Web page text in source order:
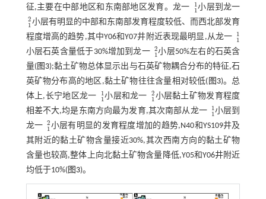
征,主要在中部地区和东南部地区发育。龙一
1
111
小层到龙一
2
1
12
小层有明显的中部和东南部发育程度较低、而西北部发育
程度增高的趋势,其中Y06和Y07井附近表现最明显,从龙一
1
11
小层石英含量低于30%增加到龙一 2
1
12
小层50%左右的石英含
量(图3);黏土矿物总体显示出与石英矿物耦合分布的特征,石
英矿物分布高的地区,黏土矿物往往含量相对较低( 图3)。总
体上,长宁地区龙一
1
111
小层和龙一 2
1
12
小层黏土矿物发育程度
相差不大,均是东南方向最为发育,其次南部从龙一
1
111
小层到
龙一 2
1
12
小层有明显的发育程度增加的趋势,N40和YS109井及
其附近的黏土矿物含量接近30%,其次西南方向的黏土矿物
含量也较高,整体上向北黏土矿物含量降低,Y05和Y06井附近
均低于10%(图3)。